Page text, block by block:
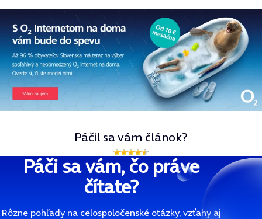
Páčil sa vám článok?
Páči sa vám, čo práve
čítate?
Rôzne pohľady na celospoločenské otázky, vzťahy aj